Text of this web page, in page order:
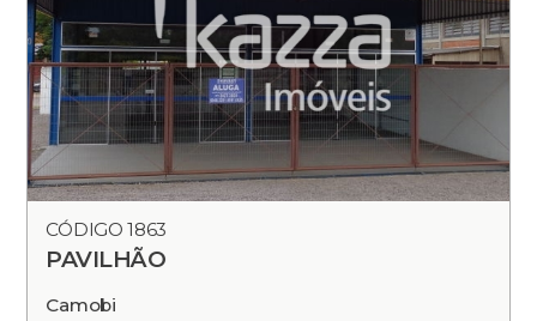
CÓDIGO 1863
PAVILHÃO
Camobi